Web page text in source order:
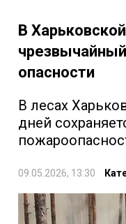
В
опасности
В лесах
дней
09.05.2026, 13:30